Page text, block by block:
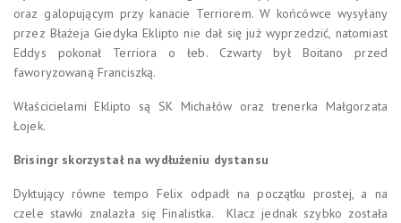
oraz galopującym przy kanacie Terriorem. W końcówce wysyłany
przez Błażeja Giedyka Eklipto nie dał się już wyprzedzić, natomiast
Eddys pokonał Terriora o łeb. Czwarty był Boitano przed
faworyzowaną Franciszką.
Właścicielami Eklipto są SK Michałów oraz trenerka Małgorzata
Łojek.
Brisingr skorzystał na wydłużeniu dystansu
Dyktujący równe tempo Felix odpadł na początku prostej, a na
czele stawki znalazła się Finalistka. Klacz jednak szybko została